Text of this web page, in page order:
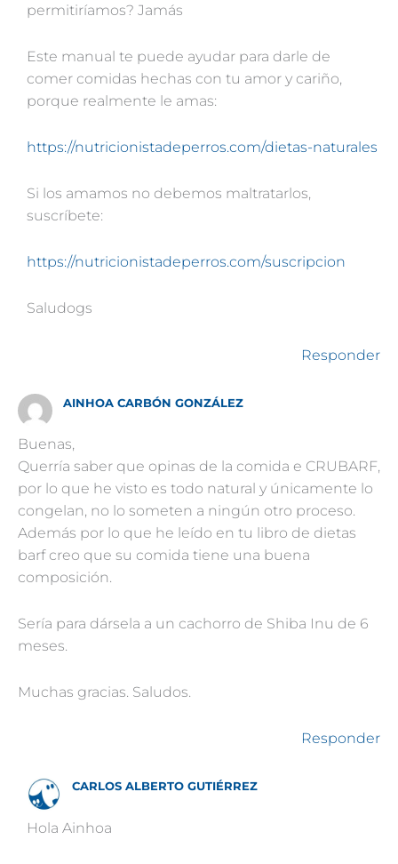
permitiríamos? Jamás
Este manual te puede ayudar para darle de
comer comidas hechas con tu amor y cariño,
porque realmente le amas:
https://nutricionistadeperros.com/dietas-naturales
Si los amamos no debemos maltratarlos,
suscríbete:
https://nutricionistadeperros.com/suscripcion
Saludogs
Responder
AINHOA CARBÓN GONZÁLEZ
Buenas,
Querría saber que opinas de la comida e CRUBARF,
por lo que he visto es todo natural y únicamente lo
congelan, no lo someten a ningún otro proceso.
Además por lo que he leído en tu libro de dietas
barf creo que su comida tiene una buena
composición.
Sería para dársela a un cachorro de Shiba Inu de 6
meses.
Muchas gracias. Saludos.
Responder
CARLOS ALBERTO GUTIÉRREZ
Hola Ainhoa